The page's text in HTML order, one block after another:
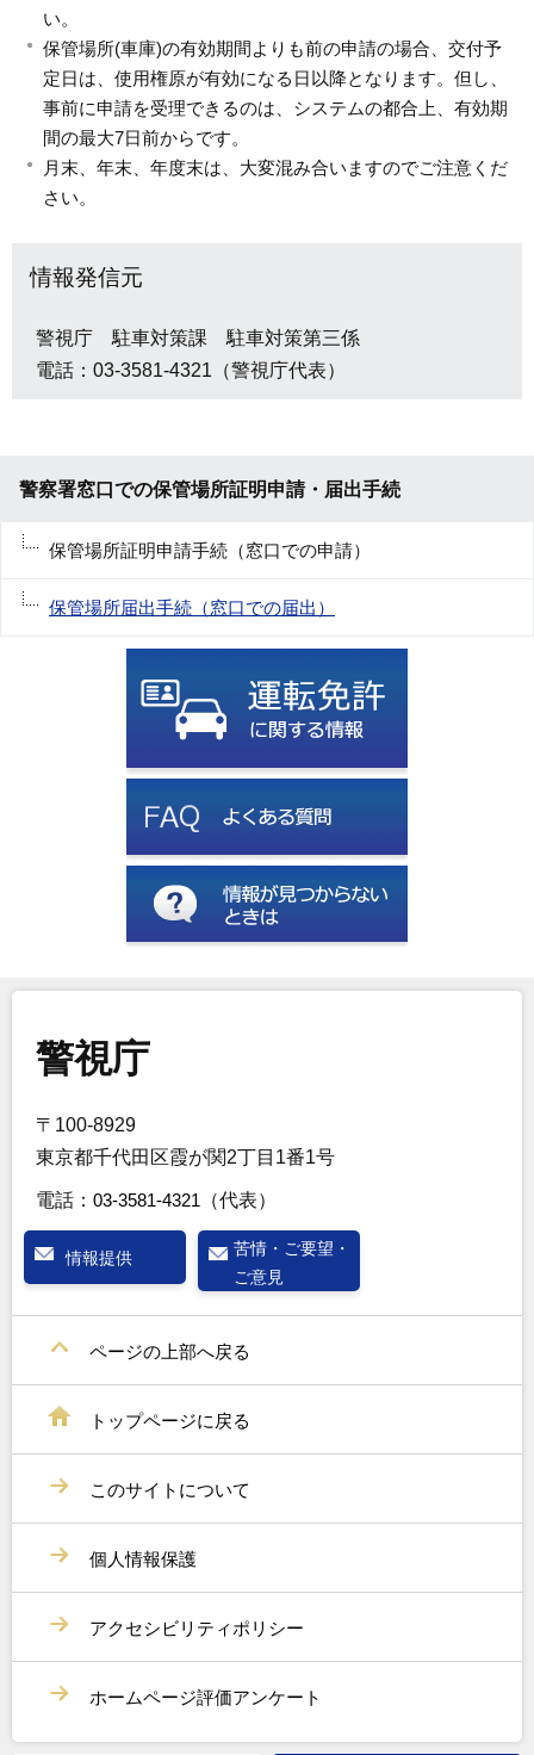
い。
保管場所(車庫)の有効期間よりも前の申請の場合、交付予
定日は、使用権原が有効になる日以降となります。但し、
事前に申請を受理できるのは、システムの都合上、有効期
間の最大7日前からです。
月末、年末、年度末は、大変混み合いますのでご注意くだ
さい。
情報発信元
警視庁 駐車対策課 駐車対策第三係
電話：03-3581-4321（警視庁代表）
警察署窓口での保管場所証明申請・届出手続
保管場所証明申請手続（窓口での申請）
保管場所届出手続（窓口での届出）
警視庁
〒100-8929
東京都千代田区霞が関2丁目1番1号
電話： 03-3581-4321 （代表）
情報提供
苦情・ご要望・
ご意見
ページの上部へ戻る
トップページに戻る
このサイトについて
個人情報保護
アクセシビリティポリシー
ホームページ評価アンケート